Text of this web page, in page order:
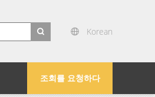
Korean
조회를 요청하다